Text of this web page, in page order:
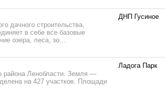
дачного строительства,
в себе все базовые
озера, леса, зо...
ДНП Гусиное
района Ленобласти. Земля —
на 427 участков. Площади
Ладога Парк